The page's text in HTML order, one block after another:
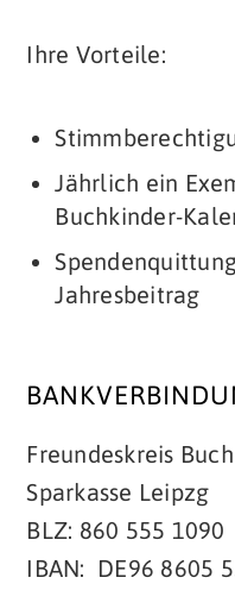
Ihre Vorteile:
Jährlich ein
Buchkinder-
Jahresbeitrag
Freundeskreis
Sparkasse Leipzg
BLZ: 860 555 1090
IBAN: DE96 8605